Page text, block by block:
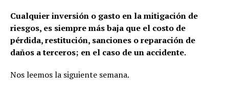
Cualquier inversión o gasto en la mitigación de
riesgos, es siempre más baja que el costo de
pérdida, restitución, sanciones o reparación de
daños a terceros; en el caso de un accidente.
Nos leemos la siguiente semana.